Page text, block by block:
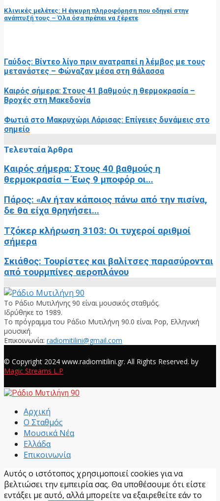
Κλινικές μελέτες: Η έγκυρη πληροφόρηση που οδηγεί στην
ανάπτυξή τους – Όλα όσα πρέπει να ξέρετε
Γαύδος: Βίντεο λίγο πριν ανατραπεί η λέμβος με τους
μετανάστες – Φώναζαν μέσα στη θάλασσα
Καιρός σήμερα: Στους 41 βαθμούς η θερμοκρασία –
Βροχές στη Μακεδονία
Φωτιά στο Μακρυχώρι Λάρισας: Επίγειες δυνάμεις στο
σημείο
Τελευταία Άρθρα
Καιρός σήμερα: Στους 40 βαθμούς η
θερμοκρασία – Έως 9 μποφόρ οι...
Πάρος: «Αν ήταν κάποιος πάνω από την πισίνα,
δε θα είχα θρηνήσει...
Τζόκερ κλήρωση 3103: Οι τυχεροί αριθμοί
σήμερα
Σκιάθος: Τουρίστες και βαλίτσες παρασύρονται
από τουρμπίνες αεροπλάνου
Το Ράδιο Μυτιλήνης 90 είναι μουσικός σταθμός.
Ιδρύθηκε το 1989.
Το πρόγραμμα του Ράδιο Μυτιλήνη 90.0 είναι Pop, Ελληνική
μουσική.
Επικοινωνία: radiomitilini@gmail.com
© Copyright 2024 www.radiomitilini.gr. All Rights Reserved. by
Magic Streams L.P
Αρχική
Ο Σταθμός
Μουσικά Νέα
Ελλάδα
Επικοινωνία
Αυτός ο ιστότοπος χρησιμοποιεί cookies για να
βελτιώσει την εμπειρία σας. Θα υποθέσουμε ότι είστε
εντάξει με αυτό, αλλά μπορείτε να εξαιρεθείτε εάν το